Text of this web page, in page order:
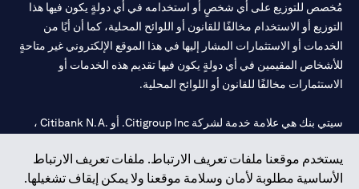
يستخدم موقعنا ملفات تعريف الارتباط. ملفات تعريف الارتباط
الأساسية مطلوبة لأمان وسلامة موقعنا ولا يمكن إيقاف تشغيلها.
مُخصص للتوزيع على أي شخصٍ أو استخدامه في أي دولةٍ يكون فيها هذا
التوزيع أو الاستخدام مخالفًا للقانون أو اللوائح المحلية، كما أن أيًا من
الخدمات أو الاستثمارات المشار إليها في هذا الموقع الإلكتروني غير متاحةٍ
للأشخاص المقيمين في أي دولةٍ يكون فيها تقديم هذه الخدمات أو
الاستثمارات مخالفًا للقانون أو اللوائح المحلية.
سيتي بنك هي علامة خدمة لشركة Citigroup Inc. أو .Citibank N.A ،
سيتي بنك إن. إيه. الإمارات مسجل لدى مصرف الإمارات المركزي تحت